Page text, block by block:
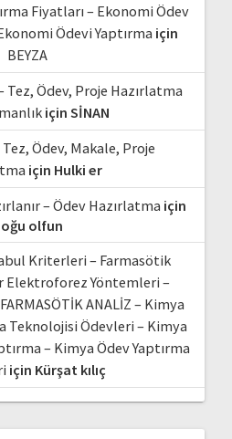
Fiyatları – Ekonomi Ödev
Ödevi Yaptırma için
BEYZA
Ödev, Proje Hazırlatma
için SİNAN
Ödev, Makale, Proje
için Hulki er
– Ödev Hazırlatma için
olfun
Kriterleri – Farmasötik
Elektroforez Yöntemleri –
ANALİZ – Kimya
Teknolojisi Ödevleri – Kimya
– Kimya Ödev Yaptırma
için Kürşat kılıç